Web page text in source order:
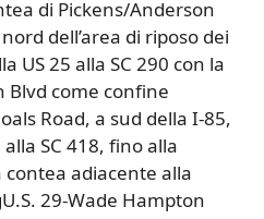
di Pickens/Anderson
dell’area di riposo dei
US 25 alla SC 290 con la
Blvd come confine
Road, a sud della I-85,
SC 418, fino alla
adiacente alla
29-Wade Hampton